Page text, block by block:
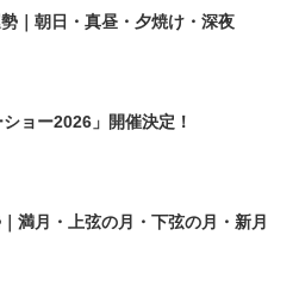
｜朝日・真昼・夕焼け・深夜
ョー2026」開催決定！
満月・上弦の月・下弦の月・新月